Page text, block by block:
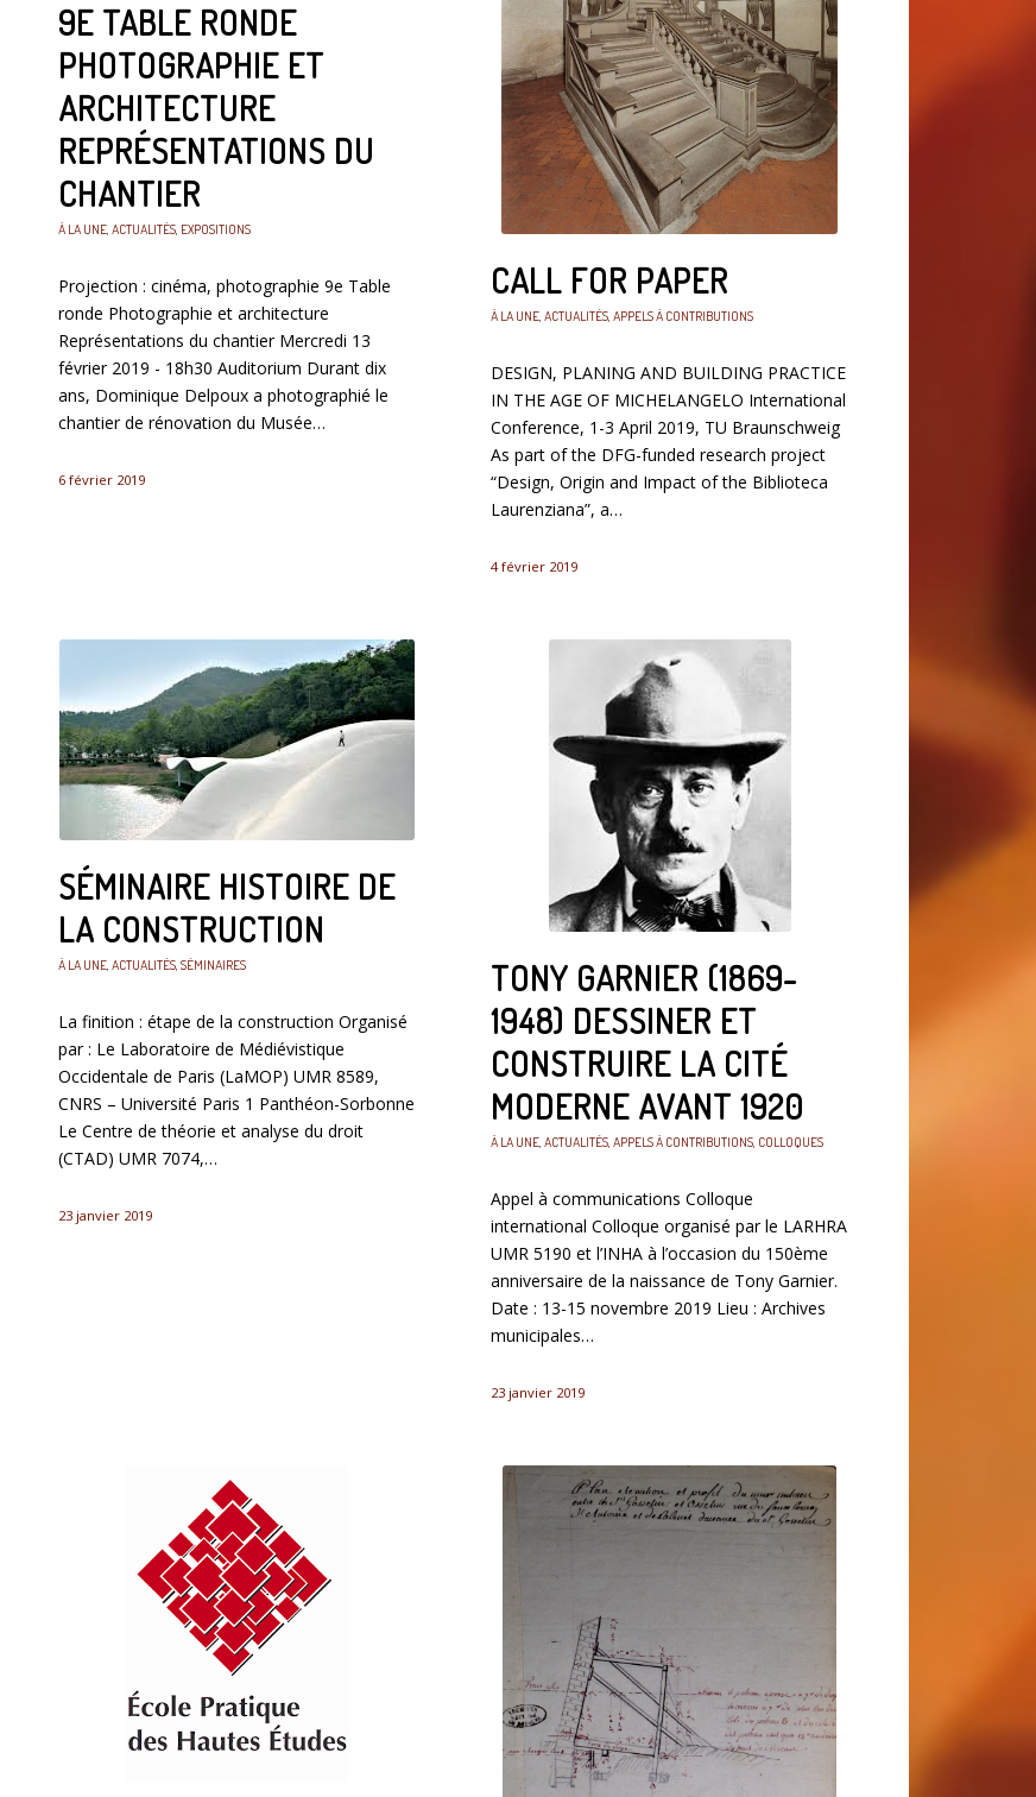
9E TABLE RONDE
PHOTOGRAPHIE ET
ARCHITECTURE
REPRÉSENTATIONS DU
CHANTIER
À LA UNE, ACTUALITÉS, EXPOSITIONS
Projection : cinéma, photographie 9e Table
ronde Photographie et architecture
Représentations du chantier Mercredi 13
février 2019 - 18h30 Auditorium Durant dix
ans, Dominique Delpoux a photographié le
chantier de rénovation du Musée…
6 février 2019
CALL FOR PAPER
À LA UNE, ACTUALITÉS, APPELS À CONTRIBUTIONS
DESIGN, PLANING AND BUILDING PRACTICE
IN THE AGE OF MICHELANGELO International
Conference, 1-3 April 2019, TU Braunschweig
As part of the DFG-funded research project
“Design, Origin and Impact of the Biblioteca
Laurenziana”, a…
4 février 2019
SÉMINAIRE HISTOIRE DE
LA CONSTRUCTION
À LA UNE, ACTUALITÉS, SÉMINAIRES
La finition : étape de la construction Organisé
par : Le Laboratoire de Médiévistique
Occidentale de Paris (LaMOP) UMR 8589,
CNRS – Université Paris 1 Panthéon-Sorbonne
Le Centre de théorie et analyse du droit
(CTAD) UMR 7074,…
23 janvier 2019
TONY GARNIER (1869-
1948) DESSINER ET
CONSTRUIRE LA CITÉ
MODERNE AVANT 1920
À LA UNE, ACTUALITÉS, APPELS À CONTRIBUTIONS, COLLOQUES
Appel à communications Colloque
international Colloque organisé par le LARHRA
UMR 5190 et l’INHA à l’occasion du 150ème
anniversaire de la naissance de Tony Garnier.
Date : 13-15 novembre 2019 Lieu : Archives
municipales…
23 janvier 2019